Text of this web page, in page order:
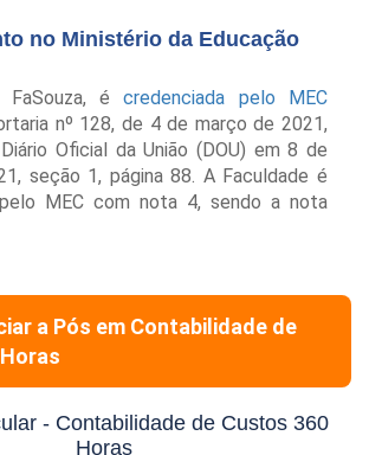
no Ministério da Educação
FaSouza, écredenciada pelo MEC
nº 128, de 4 de março de 2021,
Oficial da União (DOU) em 8 de
seção 1, página 88. A Faculdade é
MEC com nota 4, sendo a nota
a Pós em Contabilidade de
- Contabilidade de Custos 360
Horas